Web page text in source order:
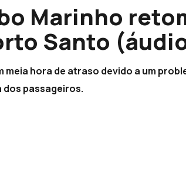
Marinho
Santo
meia hora de atraso devido a um
passageiros.